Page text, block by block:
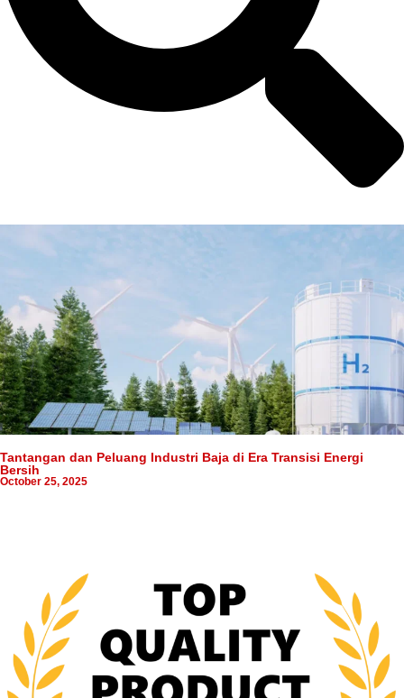
Tantangan dan Peluang Industri Baja di Era Transisi Energi
Bersih
October 25, 2025